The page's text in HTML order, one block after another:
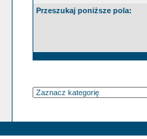
Przeszukaj poniższe pola: